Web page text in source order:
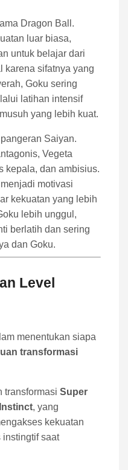
Dragon Ball.
luar biasa,
untuk belajar dari
karena sifatnya yang
Goku sering
latihan intensif
yang lebih kuat.
Saiyan.
Vegeta
kepala, dan ambisius.
motivasi
kekuatan yang lebih
lebih unggul,
berlatih dan sering
dan Goku.
Level
menentukan siapa
transformasi
transformasi Super
, yang
kekuatan
instingtif saat